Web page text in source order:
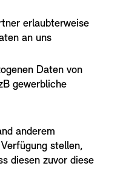
erlaubterweise
an uns
Daten von
gewerbliche
anderem
stellen,
diesen zuvor diese